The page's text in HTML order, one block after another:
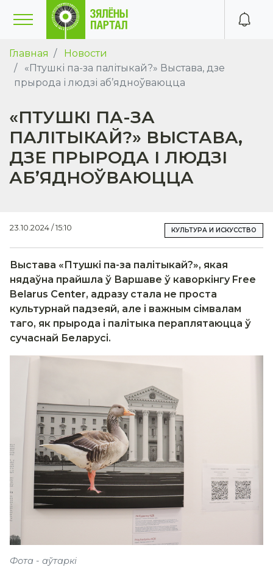
Главная
Новости
«Птушкі па-за палітыкай?» Выстава, дзе
прырода і людзі аб’ядноўваюцца
«ПТУШКІ ПА-ЗА
ПАЛІТЫКАЙ?» ВЫСТАВА,
ДЗЕ ПРЫРОДА І ЛЮДЗІ
АБ’ЯДНОЎВАЮЦЦА
23.10.2024 / 15:10 КУЛЬТУРА И ИСКУССТВО
Выстава «Птушкі па-за палітыкай?», якая
нядаўна прайшла ў Варшаве ў каворкінгу Free
Belarus Center, адразу стала не проста
культурнай падзеяй, але і важным сімвалам
таго, як прырода і палітыка пераплятаюцца ў
сучаснай Беларусі.
Фота - аўтаркі